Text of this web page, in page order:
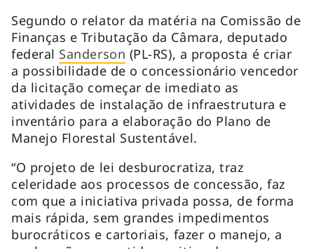
Segundo o relator da matéria na Comissão de
Finanças e Tributação da Câmara, deputado
federal Sanderson (PL-RS), a proposta é criar
a possibilidade de o concessionário vencedor
da licitação começar de imediato as
atividades de instalação de infraestrutura e
inventário para a elaboração do Plano de
Manejo Florestal Sustentável.
“O projeto de lei desburocratiza, traz
celeridade aos processos de concessão, faz
com que a iniciativa privada possa, de forma
mais rápida, sem grandes impedimentos
burocráticos e cartoriais, fazer o manejo, a